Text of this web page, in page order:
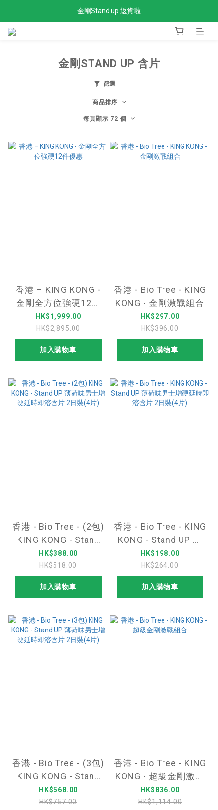
全單滿$300免運費
金剛Stand up 返貨啦
金剛STAND UP 含片
篩選
商品排序
每頁顯示 72 個
香港 – KING KONG -
金剛全方位強硬12件
優惠
HK$1,999.00
HK$2,895.00
加入購物車
香港 - Bio Tree - KING
KONG - 金剛激戰組合
HK$297.00
HK$396.00
加入購物車
香港 - Bio Tree - (2包)
KING KONG - Stand
UP 薄荷味男士增硬延
時即溶含片 2日裝(4
片)
HK$388.00
HK$518.00
加入購物車
香港 - Bio Tree - KING
KONG - Stand UP 薄
荷味男士增硬延時即溶
含片 2日裝(4片)
HK$198.00
HK$264.00
加入購物車
香港 - Bio Tree - (3包)
KING KONG - Stand
UP 薄荷味男士增硬延
時即溶含片 2日裝(4
HK$568.00
HK$757.00
香港 - Bio Tree - KING
KONG - 超級金剛激戰
組合
HK$836.00
HK$1,114.00